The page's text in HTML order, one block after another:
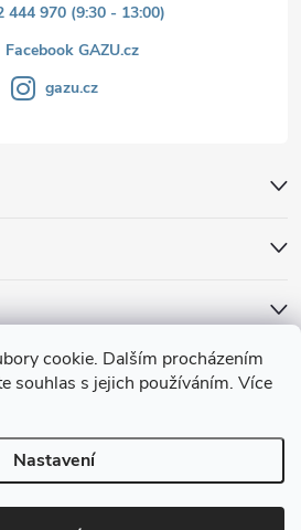
cookie. Dalším procházením
souhlas s jejich používáním. Více
Nastavení
444 970 (9:30 - 13:00)
Facebook GAZU.cz
gazu.cz
koberce. Všechna práva vyhrazena.